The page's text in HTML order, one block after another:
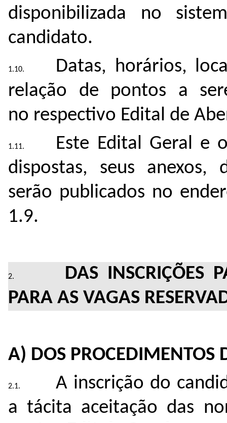
disponibilizada no
candidato.
Datas, horários,
relação de pontos a
no respectivo Edital de
Este Edital Geral e
dispostas, seus anexos,
serão publicados no
1.9.
DAS INSCRIÇÕES
PARA AS VAGAS
A) DOS PROCEDIMENTOS
A inscrição do
a tácita aceitação das